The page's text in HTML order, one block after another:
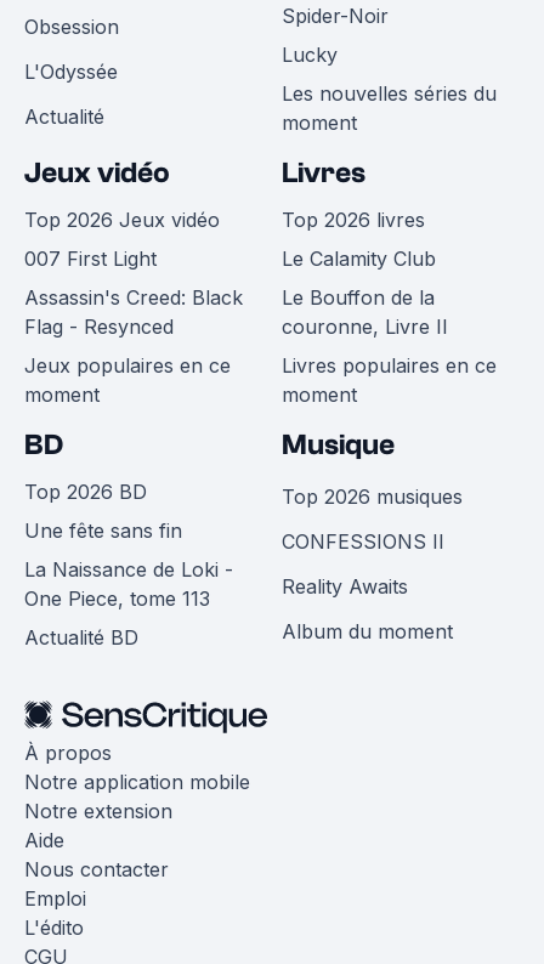
Obsession
L'Odyssée
Actualité
Spider-Noir
Lucky
Les nouvelles séries du
moment
Jeux vidéo
Top 2026 Jeux vidéo
007 First Light
Assassin's Creed: Black
Flag - Resynced
Jeux populaires en ce
moment
Livres
Top 2026 livres
Le Calamity Club
Le Bouffon de la
couronne, Livre II
Livres populaires en ce
moment
BD
Top 2026 BD
Une fête sans fin
La Naissance de Loki -
One Piece, tome 113
Actualité BD
Musique
Top 2026 musiques
CONFESSIONS II
Reality Awaits
Album du moment
À propos
Notre application mobile
Notre extension
Aide
Nous contacter
Emploi
L'édito
CGU